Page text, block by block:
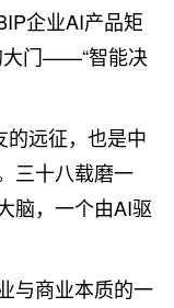
企业AI产品矩
大门——“智能决
的远征，也是中
三十八载磨一
脑，一个由AI驱
与商业本质的一